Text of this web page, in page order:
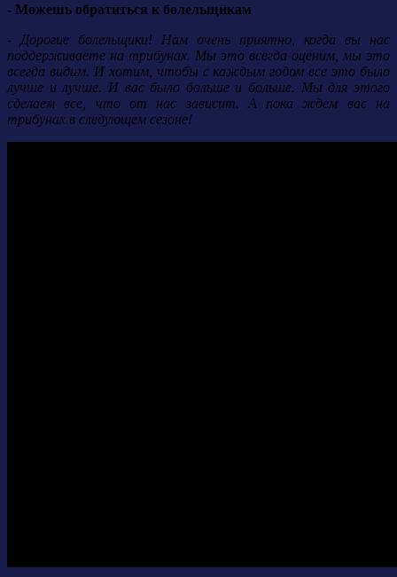
- Можешь обратиться к болельщикам
- Дорогие болельщики! Нам очень приятно, когда вы нас
поддерживаете на трибунах. Мы это всегда оценим, мы это
всегда видим. И хотим, чтобы с каждым годом все это было
лучше и лучше. И вас было больше и больше. Мы для этого
сделаем все, что от нас зависит. А пока ждем вас на
трибунах в следующем сезоне!